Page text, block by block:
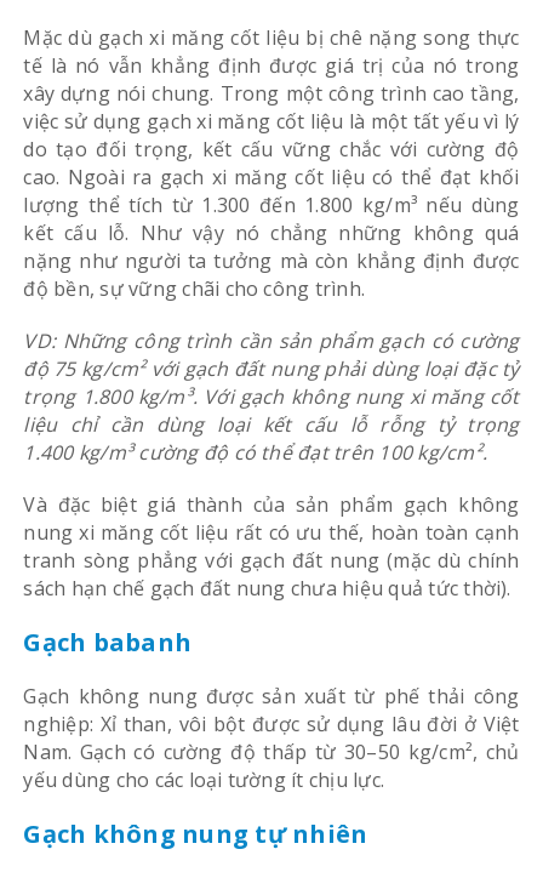
Mặc dù gạch xi măng cốt liệu bị chê nặng song thực
tế là nó vẫn khẳng định được giá trị của nó trong
xây dựng nói chung. Trong một công trình cao tầng,
việc sử dụng gạch xi măng cốt liệu là một tất yếu vì lý
do tạo đối trọng, kết cấu vững chắc với cường độ
cao. Ngoài ra gạch xi măng cốt liệu có thể đạt khối
lượng thể tích từ 1.300 đến 1.800 kg/m³ nếu dùng
kết cấu lỗ. Như vậy nó chẳng những không quá
nặng như người ta tưởng mà còn khẳng định được
độ bền, sự vững chãi cho công trình.
VD: Những công trình cần sản phẩm gạch có cường
độ 75 kg/cm² với gạch đất nung phải dùng loại đặc tỷ
trọng 1.800 kg/m³. Với gạch không nung xi măng cốt
liệu chỉ cần dùng loại kết cấu lỗ rỗng tỷ trọng
1.400 kg/m³ cường độ có thể đạt trên 100 kg/cm².
Và đặc biệt giá thành của sản phẩm gạch không
nung xi măng cốt liệu rất có ưu thế, hoàn toàn cạnh
tranh sòng phẳng với gạch đất nung (mặc dù chính
sách hạn chế gạch đất nung chưa hiệu quả tức thời).
Gạch babanh
Gạch không nung được sản xuất từ phế thải công
nghiệp: Xỉ than, vôi bột được sử dụng lâu đời ở Việt
Nam. Gạch có cường độ thấp từ 30–50 kg/cm², chủ
yếu dùng cho các loại tường ít chịu lực.
Gạch không nung tự nhiên